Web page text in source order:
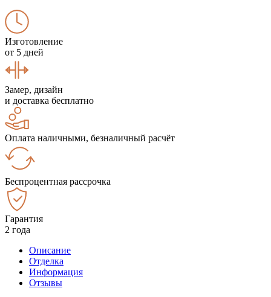
Изготовление
от 5 дней
Замер, дизайн
и доставка бесплатно
Оплата наличными, безналичный расчёт
Беспроцентная рассрочка
Гарантия
2 года
Описание
Отделка
Информация
Отзывы